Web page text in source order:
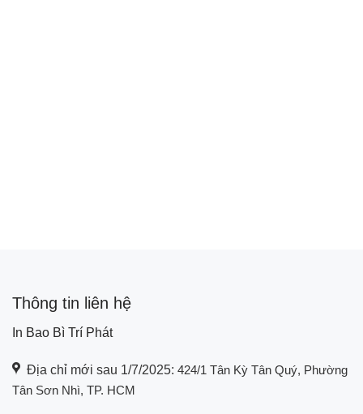
Thông tin liên hệ
In Bao Bì Trí Phát
Địa chỉ mới sau 1/7/2025: 424/1 Tân Kỳ Tân Quý, Phường
Tân Sơn Nhì, TP. HCM